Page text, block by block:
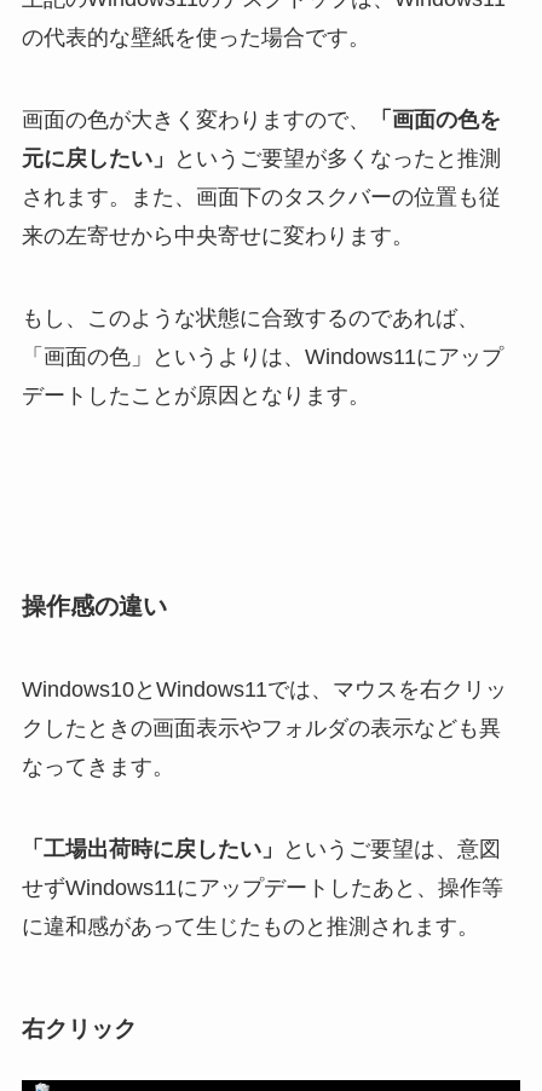
の代表的な壁紙を使った場合です。
画面の色が大きく変わりますので、
「画面の色を
元に戻したい」
というご要望が多くなったと推測
されます。また、画面下のタスクバーの位置も従
来の左寄せから中央寄せに変わります。
もし、このような状態に合致するのであれば、
「画面の色」というよりは、Windows11にアップ
デートしたことが原因となります。
操作感の違い
Windows10とWindows11では、マウスを右クリッ
クしたときの画面表示やフォルダの表示なども異
なってきます。
「工場出荷時に戻したい」
というご要望は、意図
せずWindows11にアップデートしたあと、操作等
に違和感があって生じたものと推測されます。
右クリック